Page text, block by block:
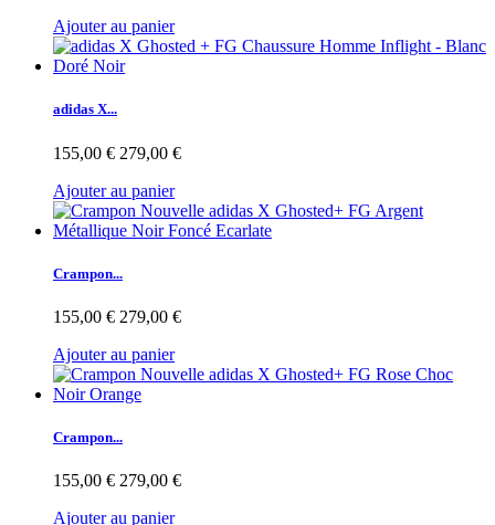
Ajouter au panier
adidas X...
155,00 € 279,00 €
Ajouter au panier
Crampon...
155,00 € 279,00 €
Ajouter au panier
Crampon...
155,00 € 279,00 €
Ajouter au panier